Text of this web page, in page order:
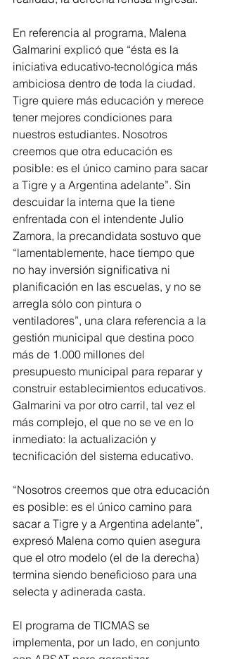
En referencia al programa, Malena
Galmarini explicó que “ésta es la
iniciativa educativo-tecnológica más
ambiciosa dentro de toda la ciudad.
Tigre quiere más educación y merece
tener mejores condiciones para
nuestros estudiantes. Nosotros
creemos que otra educación es
posible: es el único camino para sacar
a Tigre y a Argentina adelante”. Sin
descuidar la interna que la tiene
enfrentada con el intendente Julio
Zamora, la precandidata sostuvo que
“lamentablemente, hace tiempo que
no hay inversión significativa ni
planificación en las escuelas, y no se
arregla sólo con pintura o
ventiladores”, una clara referencia a la
gestión municipal que destina poco
más de 1.000 millones del
presupuesto municipal para reparar y
construir establecimientos educativos.
Galmarini va por otro carril, tal vez el
más complejo, el que no se ve en lo
inmediato: la actualización y
tecnificación del sistema educativo.
“Nosotros creemos que otra educación
es posible: es el único camino para
sacar a Tigre y a Argentina adelante”,
expresó Malena como quien asegura
que el otro modelo (el de la derecha)
termina siendo beneficioso para una
selecta y adinerada casta.
El programa de TICMAS se
implementa, por un lado, en conjunto